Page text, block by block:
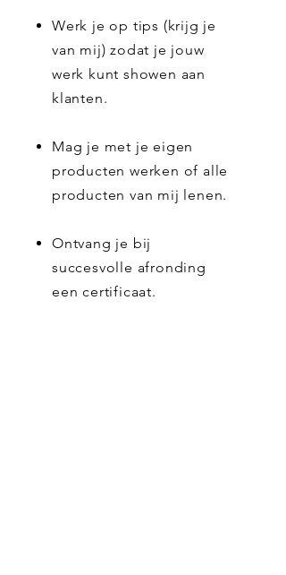
Werk je op tips (krijg je
van mij) zodat je jouw
werk kunt showen aan
klanten.
Mag je met je eigen
producten werken of alle
producten van mij lenen.
Ontvang je bij
succesvolle afronding
een certificaat.